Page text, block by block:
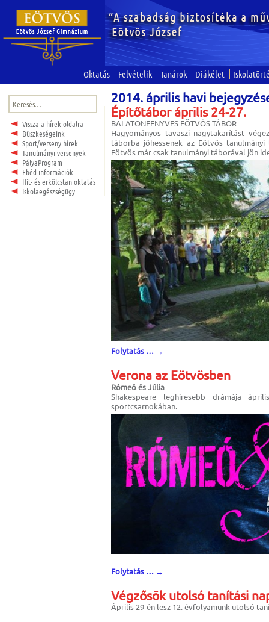
Oktatás Felvételik Tanárok Diákélet
Keresés:
Vissza a hírek oldalra
Büszkeségeink
Sport/verseny hírek
Tanulmányi versenyek
PályaProgram
Ebéd információk
Hit- és erkölcstan oktatás
Iskolaegészségügy
2014. április havi
Építőtábor április 24-27.
BALATONFENYVES EÖTVÖS TÁBOR
Hagyományos tavaszi nagytakarítást
táborba jöhessenek az Eötvös
Eötvös már csak tanulmányi táborával jön
Folytatás … →
Verona az Eötvösben
Rómeó és Júlia
Shakespeare leghíresebb drámája
sportcsarnokában.
Folytatás … →
Végzősök utolsó tanítási
Április 29-én lesz 12. évfolyamunk utolsó